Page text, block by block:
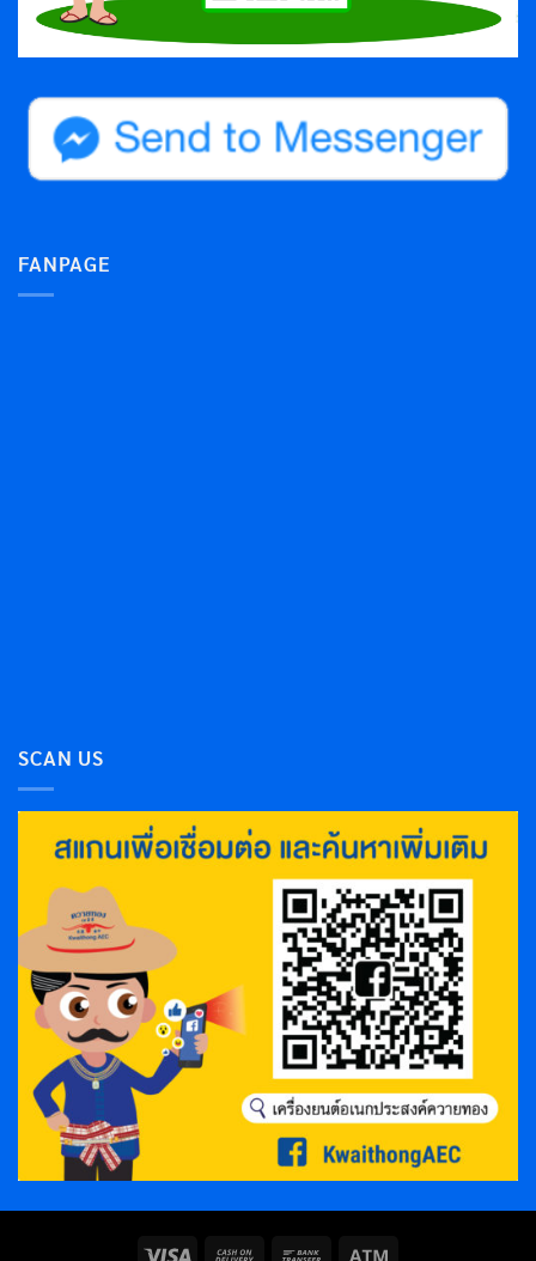
FANPAGE
SCAN US